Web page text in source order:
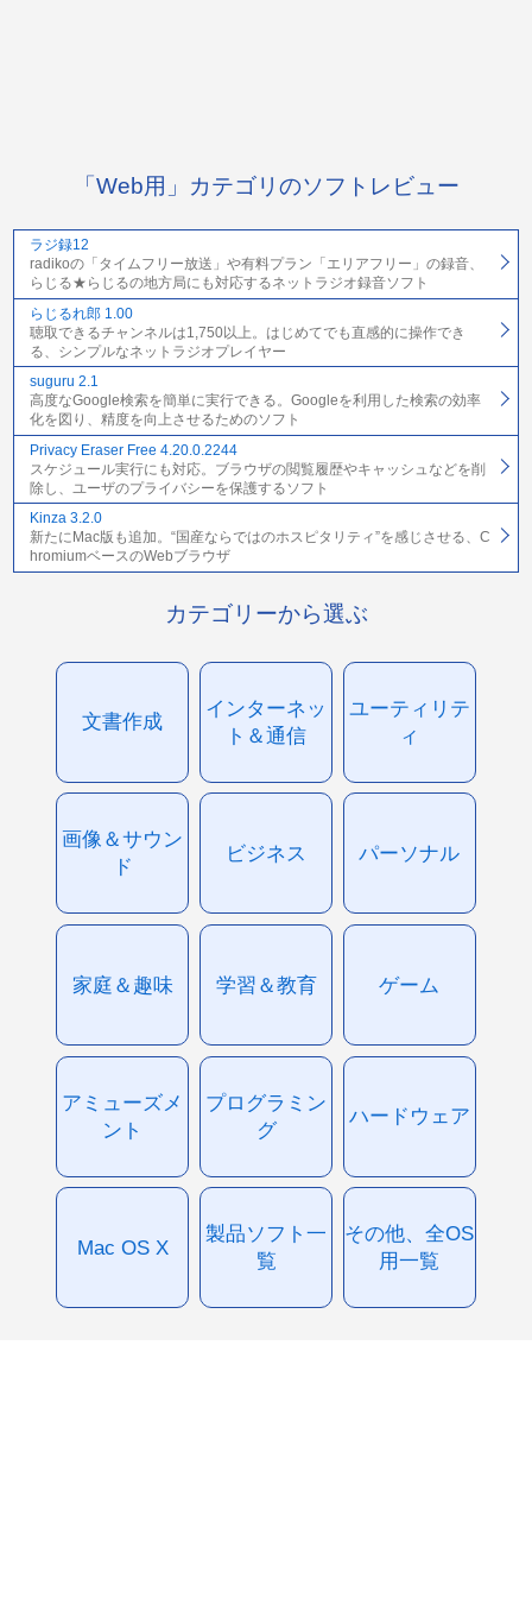
「Web用」カテゴリのソフトレビュー
ラジ録12
radikoの「タイムフリー放送」や有料プラン「エリアフリー」の録音、
らじる★らじるの地方局にも対応するネットラジオ録音ソフト
らじるれ郎 1.00
聴取できるチャンネルは1,750以上。はじめてでも直感的に操作でき
る、シンプルなネットラジオプレイヤー
suguru 2.1
高度なGoogle検索を簡単に実行できる。Googleを利用した検索の効率
化を図り、精度を向上させるためのソフト
Privacy Eraser Free 4.20.0.2244
スケジュール実行にも対応。ブラウザの閲覧履歴やキャッシュなどを削
除し、ユーザのプライバシーを保護するソフト
Kinza 3.2.0
新たにMac版も追加。“国産ならではのホスピタリティ”を感じさせる、C
hromiumベースのWebブラウザ
カテゴリーから選ぶ
文書作成
インターネッ
ト＆通信
ユーティリテ
ィ
画像＆サウン
ド
ビジネス パーソナル
家庭＆趣味 学習＆教育 ゲーム
アミューズメ
ント
プログラミン
グ
ハードウェア
Mac OS X
製品ソフト一
覧
その他、全OS
用一覧